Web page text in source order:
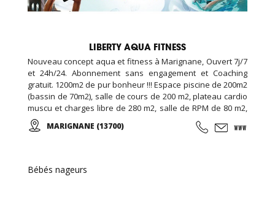
LIBERTY AQUA FITNESS
Nouveau concept aqua et fitness à Marignane, Ouvert 7j/7
et 24h/24. Abonnement sans engagement et Coaching
gratuit. 1200m2 de pur bonheur !!! Espace piscine de 200m2
(bassin de 70m2), salle de cours de 200 m2, plateau cardio
muscu et charges libre de 280 m2, salle de RPM de 80 m2,
salle de cross training de 120m2, espace garderie enfant
de 100m2, espace bar et détente avec billard et babyfoot
individuelle de 100m2, ...
MARIGNANE (13700)
Bébés nageurs